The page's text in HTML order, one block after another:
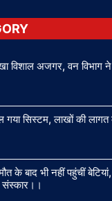
विशाल अजगर, वन विभाग
सिस्टम, लाखों की लागत
मौत के बाद भी नहीं पहुंचीं
संस्कार।।